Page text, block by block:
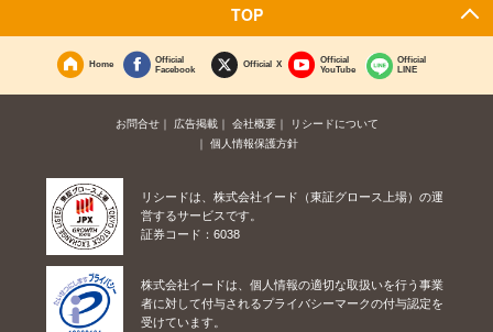
TOP
Home
Official
Facebook
Official X
Official
YouTube
Official
LINE
お問合せ 広告掲載 会社概要
リシードについて
個人情報保護方針
リシードは、株式会社イード（東証グロース上場）の運
営するサービスです。
証券コード：6038
株式会社イードは、個人情報の適切な取扱いを行う事業
者に対して付与されるプライバシーマークの付与認定を
受けています。